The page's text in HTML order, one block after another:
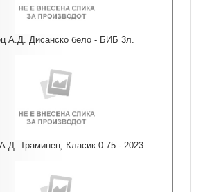
А.Д. Дисанско бело - БИБ 3л.
Траминец, Класик 0.75 - 2023